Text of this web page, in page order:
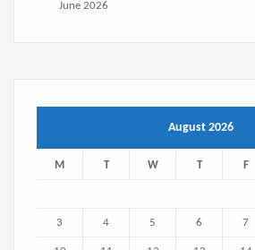
June 2026
August 2026
M T W T F
3 4 5 6 7